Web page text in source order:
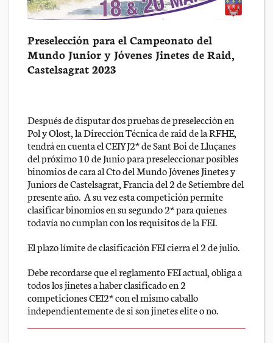
Preselección para el Campeonato del
Mundo Junior y Jóvenes Jinetes de Raid,
Castelsagrat 2023
Después de disputar dos pruebas de preselección en
Pol y Olost, la Dirección Técnica de raid de la RFHE,
tendrá en cuenta el CEIYJ2* de Sant Boi de Lluçanes
del próximo 10 de Junio para preseleccionar posibles
binomios de cara al Cto del Mundo Jóvenes Jinetes y
Juniors de Castelsagrat, Francia del 2 de Setiembre del
presente año. A su vez esta competición permite
clasificar binomios en su segundo 2* para quienes
todavía no cumplan con los requisitos de la FEI.
El plazo límite de clasificación FEI cierra el 2 de julio.
Debe recordarse que el reglamento FEI actual, obliga a
todos los jinetes a haber clasificado en 2
competiciones CEI2* con el mismo caballo
independientemente de si son jinetes elite o no.